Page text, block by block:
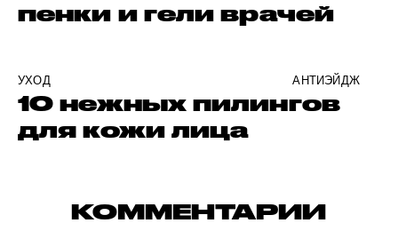
пенки и гели врачей
УХОД АНТИЭЙДЖ
10 нежных пилингов
для кожи лица
КОММЕНТАРИИ